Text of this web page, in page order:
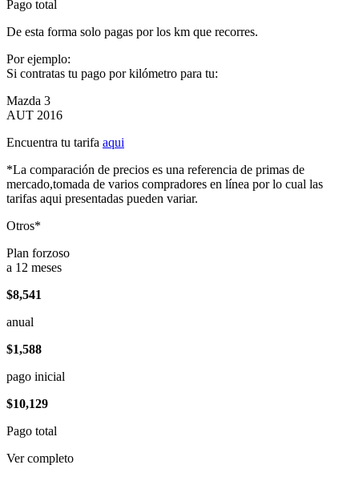
Pago total
De esta forma solo pagas por los km que recorres.
Por ejemplo:
Si contratas tu pago por kilómetro para tu:
Mazda 3
AUT 2016
Encuentra tu tarifa aqui
*La comparación de precios es una referencia de primas de
mercado,tomada de varios compradores en línea por lo cual las
tarifas aqui presentadas pueden variar.
Otros*
Plan forzoso
a 12 meses
$8,541
anual
$1,588
pago inicial
$10,129
Pago total
Ver completo